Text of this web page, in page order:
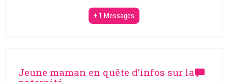
+ 1 Messages
Jeune maman en quête d’infos sur la